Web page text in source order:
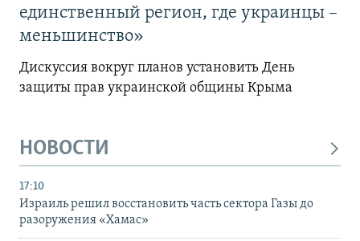
единственный регион, где украинцы –
меньшинство»
Дискуссия вокруг планов установить День
защиты прав украинской общины Крыма
НОВОСТИ
17:10
Израиль решил восстановить часть сектора Газы до
разоружения «Хамас»